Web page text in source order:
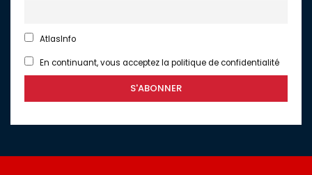
AtlasInfo
En continuant, vous acceptez la politique de confidentialité